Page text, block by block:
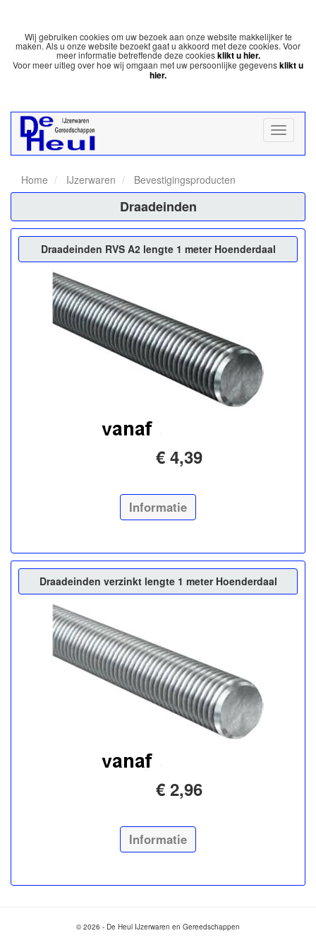
Wij gebruiken cookies om uw bezoek aan onze website makkelijker te
maken. Als u onze website bezoekt gaat u akkoord met deze cookies. Voor
meer informatie betreffende deze cookiesklikt u hier.
Voor meer uitleg over hoe wij omgaan met uw persoonlijke gegevensklikt u
hier.
Home IJzerwaren Bevestigingsproducten
Draadeinden
Draadeinden RVS A2 lengte 1 meter Hoenderdaal
€ 4,39
Informatie
Draadeinden verzinkt lengte 1 meter Hoenderdaal
€ 2,96
Informatie
© 2026 - De Heul IJzerwaren en Gereedschappen